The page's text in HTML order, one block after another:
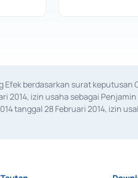
berdasarkan surat keputusan
2014, izin usaha sebagai
tanggal 28 Februari 2014, izin